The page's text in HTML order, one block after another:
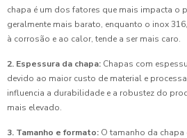
chapa é um dos fatores que mais impacta o
geralmente mais barato, enquanto o inox
à corrosão e ao calor, tende a ser mais caro.
2. Espessura da chapa: Chapas com
devido ao maior custo de material e
influencia a durabilidade e a robustez do
mais elevado.
3. Tamanho e formato: O tamanho da